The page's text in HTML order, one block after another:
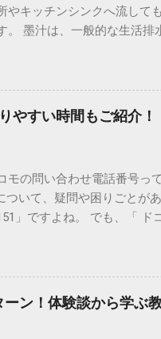
キッチンシンクへ流して
墨汁は、一般的な生活排
ための手順と、容器を適切
成分は「煤（すす）」と
処理や配管維持の観点か
す。現代の排水処理施設で
けると河川や海まで到達
と、管の通り道を狭め、深
費用が高額になるケース
ると、細かい粒子が素材の
い墨汁の捨て方 家庭で墨
固形物」として処分して
や紙に吸わせて固形物に
やすい時間もご紹介！
モの問い合わせ電話番号っ
いて、疑問や困りごとが
」ですよね。 でも、「 ド
い時間帯、さらには電話
後8時 結論から言うと、
中無休で、土日祝日も営
りでも少し余裕を持って連
とで、無料でオペレータ
ン！体験談から学ぶ教